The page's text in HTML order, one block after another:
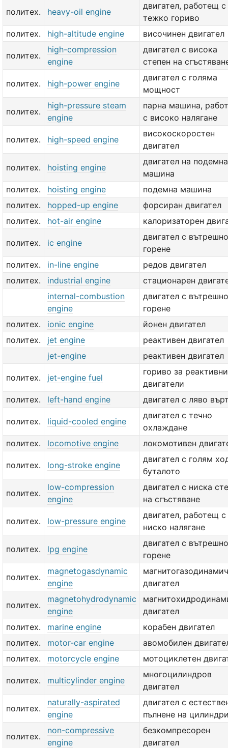
политех. heavy-oil engine
двигател, работещ с
тежко гориво
политех.
high-altitude engine височинен двигател
политех.
high-compression
engine
двигател с висока
степен на
политех. high-power engine
двигател с голяма
мощност
политех.
high-pressure steam
engine
парна машина,
с високо налягане
политех. high-speed engine
високоскоростен
двигател
политех. hoisting engine
двигател на подемна
машина
политех.
hoisting engine
подемна машина
политех.
hopped-up engine
форсиран двигател
политех.
hot-air engine калоризаторен
политех. ic engine
двигател с вътрешно
горене
политех.
in-line engine
редов двигател
политех.
industrial engine
стационарен
internal-combustion
engine
двигател с вътрешно
горене
политех.
ionic engine
йонен двигател
политех.
jet engine
реактивен двигател
jet-engine
реактивен двигател
политех. jet-engine fuel
гориво за реактивни
двигатели
политех.
left-hand engine двигател с ляво
политех. liquid-cooled engine
двигател с течно
охлаждане
политех.
locomotive engine локомотивен
политех. long-stroke engine
двигател с голям
буталото
политех.
low-compression
engine
двигател с ниска
на сгъстяване
политех. low-pressure engine
двигател, работещ с
ниско налягане
политех. lpg engine
двигател с вътрешно
горене
политех.
magnetogasdynamic
engine
двигател
политех.
magnetohydrodynamic
engine
двигател
политех.
marine engine
корабен двигател
политех.
motor-car engine
авомобилен
политех.
motorcycle engine мотоциклетен
политех. multicylinder engine
многоцилиндров
двигател
политех.
naturally-aspirated
engine
двигател с
пълнене на
политех.
non-compressive
engine
безкомпресорен
двигател